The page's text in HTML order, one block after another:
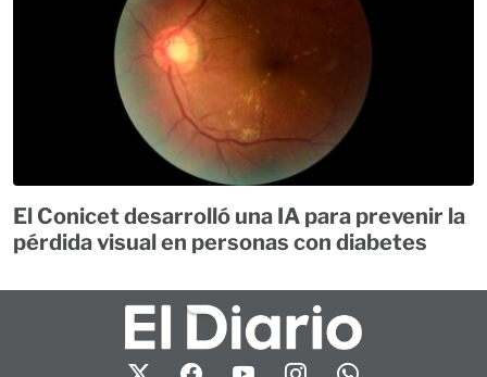
El Conicet desarrolló una IA para prevenir la
pérdida visual en personas con diabetes